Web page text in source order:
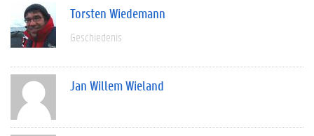
Torsten Wiedemann
Geschiedenis
Jan Willem Wieland